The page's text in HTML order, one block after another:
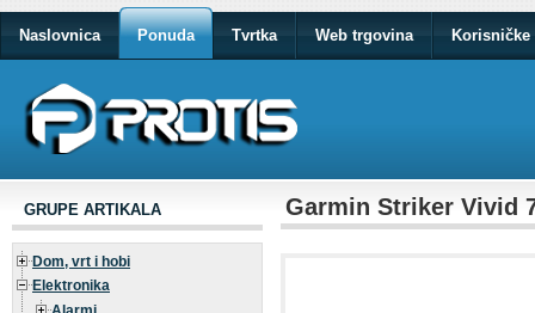
Naslovnica Ponuda Tvrtka Web trgovina Korisničke
GRUPE ARTIKALA
Dom, vrt i hobi
Elektronika
Garmin Striker Vivid